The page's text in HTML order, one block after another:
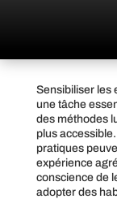
Sensibiliser les
une tâche
des méthodes
plus accessible.
pratiques
expérience
conscience de
adopter des